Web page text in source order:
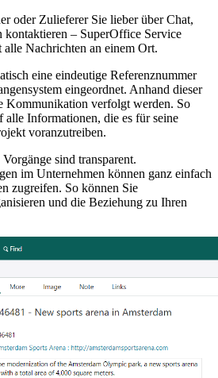
oder Zulieferer Sie lieber über Chat,
– SuperOffice Service
Nachrichten an einem Ort.
eine eindeutige Referenznummer
eingeordnet. Anhand dieser
Kommunikation verfolgt werden. So
Informationen, die es für seine
voranzutreiben.
sind transparent.
im Unternehmen können ganz einfach
zugreifen. So können Sie
und die Beziehung zu Ihren